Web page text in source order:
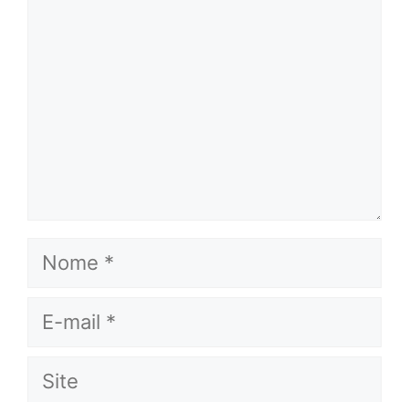
Nome
E-
Site